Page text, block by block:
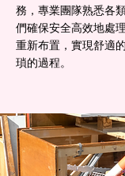
務，專業團隊熟悉各
們確保安全高效地處
重新布置，實現舒適
瑣的過程。